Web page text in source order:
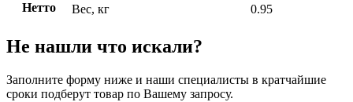
Нетто
Вес, кг 0.95
Не нашли что искали?
Заполните форму ниже и наши специалисты в кратчайшие
сроки подберут товар по Вашему запросу.